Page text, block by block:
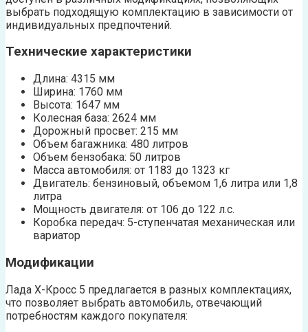
выбрать подходящую комплектацию в зависимости от
индивидуальных предпочтений.
Технические характеристики
Длина: 4315 мм
Ширина: 1760 мм
Высота: 1647 мм
Колесная база: 2624 мм
Дорожный просвет: 215 мм
Объем багажника: 480 литров
Объем бензобака: 50 литров
Масса автомобиля: от 1183 до 1323 кг
Двигатель: бензиновый, объемом 1,6 литра или 1,8
литра
Мощность двигателя: от 106 до 122 л.с.
Коробка передач: 5-ступенчатая механическая или
вариатор
Модификации
Лада Х-Кросс 5 предлагается в разных комплектациях,
что позволяет выбрать автомобиль, отвечающий
потребностям каждого покупателя: